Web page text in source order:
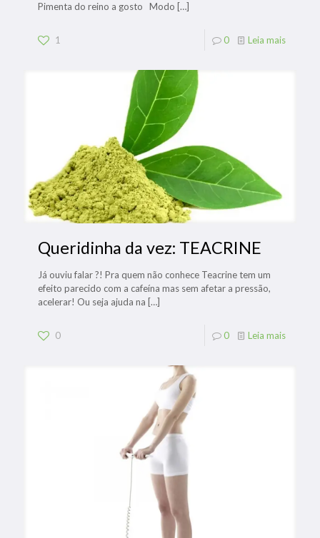
Pimenta do reino a gosto Modo […]
1 0 Leia mais
Queridinha da vez: TEACRINE
Já ouviu falar ?! Pra quem não conhece Teacrine tem um
efeito parecido com a cafeína mas sem afetar a pressão,
acelerar! Ou seja ajuda na […]
0 0 Leia mais